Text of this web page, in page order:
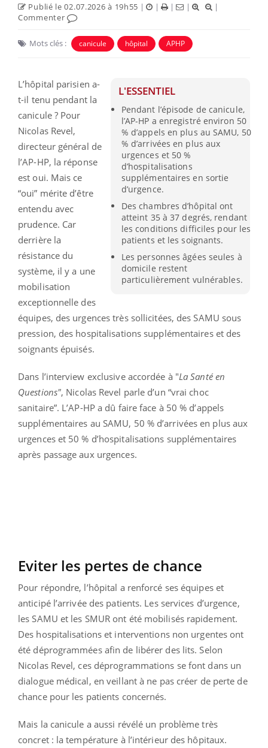
Publié le 02.07.2026 à 19h55 | | | |
|
Commenter
Mots clés : canicule hôpital APHP
L'ESSENTIEL
Pendant l’épisode de canicule,
l’AP-HP a enregistré environ 50
% d’appels en plus au SAMU, 50
% d’arrivées en plus aux
urgences et 50 %
d’hospitalisations
supplémentaires en sortie
d’urgence.
Des chambres d’hôpital ont
atteint 35 à 37 degrés, rendant
les conditions difficiles pour les
patients et les soignants.
Les personnes âgées seules à
domicile restent
particulièrement vulnérables.
L’hôpital parisien a-
t-il tenu pendant la
canicule ? Pour
Nicolas Revel,
directeur général de
l’AP-HP, la réponse
est oui. Mais ce
“oui” mérite d’être
entendu avec
prudence. Car
derrière la
résistance du
système, il y a une
mobilisation
exceptionnelle des
équipes, des urgences très sollicitées, des SAMU sous
pression, des hospitalisations supplémentaires et des
soignants épuisés.
Dans l’interview exclusive accordée à "La Santé en
Questions", Nicolas Revel parle d’un “vrai choc
sanitaire”. L’AP-HP a dû faire face à 50 % d’appels
supplémentaires au SAMU, 50 % d’arrivées en plus aux
urgences et 50 % d’hospitalisations supplémentaires
après passage aux urgences.
Eviter les pertes de chance
Pour répondre, l’hôpital a renforcé ses équipes et
anticipé l’arrivée des patients. Les services d’urgence,
les SAMU et les SMUR ont été mobilisés rapidement.
Des hospitalisations et interventions non urgentes ont
été déprogrammées afin de libérer des lits. Selon
Nicolas Revel, ces déprogrammations se font dans un
dialogue médical, en veillant à ne pas créer de perte de
chance pour les patients concernés.
Mais la canicule a aussi révélé un problème très
concret : la température à l’intérieur des hôpitaux.